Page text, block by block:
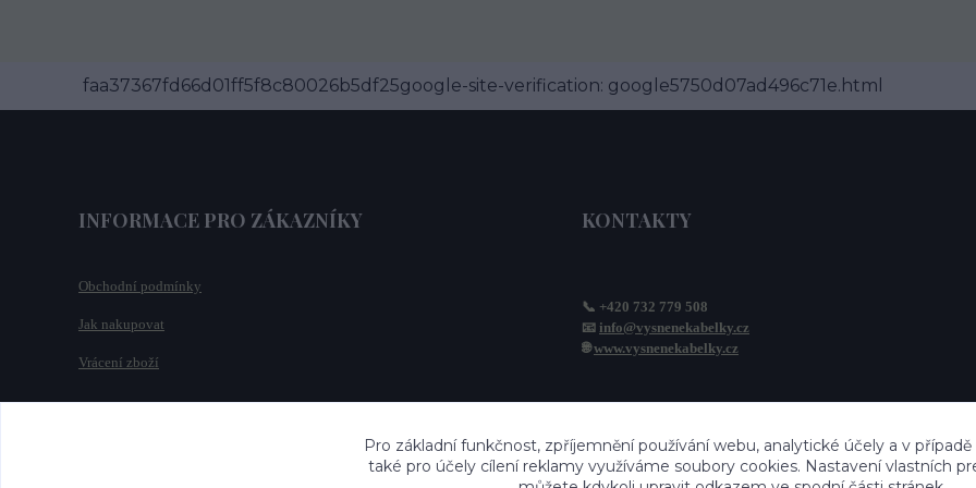
faa37367fd66d01ff5f8c80026b5df25google-site-verification: google5750d07ad496c71e.html
INFORMACE PRO ZÁKAZNÍKY
Obchodní podmínky
Jak nakupovat
Vrácení zboží
KONTAKTY
📞 +420 732 779 508
📧 info@vysnenekabelky.cz
🌐 www.vysnenekabelky.cz
Pro základní funkčnost, zpříjemnění používání webu, analytické účely a v případě
také pro účely cílení reklamy využíváme soubory cookies. Nastavení vlastních